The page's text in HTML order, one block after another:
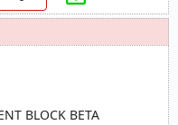
BLOCK BETA